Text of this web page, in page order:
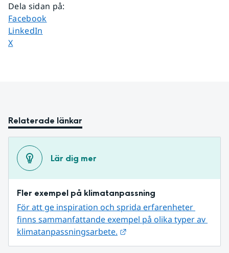
Dela sidan på:
Dela sidan på
Facebook
Dela sidan på
LinkedIn
Dela sidan på
X
Relaterade länkar
Lär dig mer
Fler exempel på klimatanpassning
För att ge inspiration och sprida erfarenheter
finns sammanfattande exempel på olika typer av
klimatanpassningsarbete.